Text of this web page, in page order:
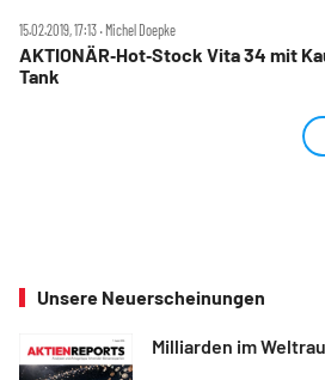
15.02.2019, 17:13 ‧ Michel Doepke
AKTIONÄR‑Hot‑Stock Vita 34 mit
Tank
Unsere Neuerscheinungen
Milliarden im